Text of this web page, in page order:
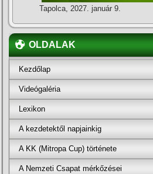
Tapolca, 2027. január 9.
OLDALAK
Kezdőlap
Videógaléria
Lexikon
A kezdetektől napjainkig
A KK (Mitropa Cup) története
A Nemzeti Csapat mérkőzései